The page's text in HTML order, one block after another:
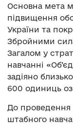
Основна мета
підвищення
України та
Збройними
Загалом у
навчанні
задіяно
600 одиниць
До проведення
штабного